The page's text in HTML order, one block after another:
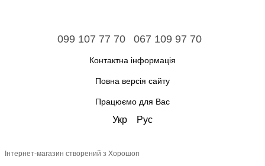
099 107 77 70 067 109 97 70
Контактна інформація
Повна версія сайту
Працюємо для Вас
Укр Рус
Інтернет-магазин створений з Хорошоп